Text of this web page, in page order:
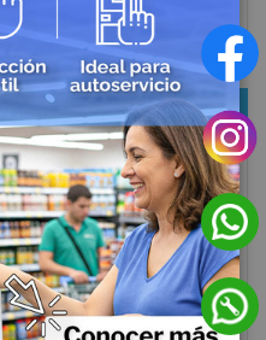
necesita tu
elegir el modelo ideal
o con cable? Guía
tu negocio
¿cuál necesita